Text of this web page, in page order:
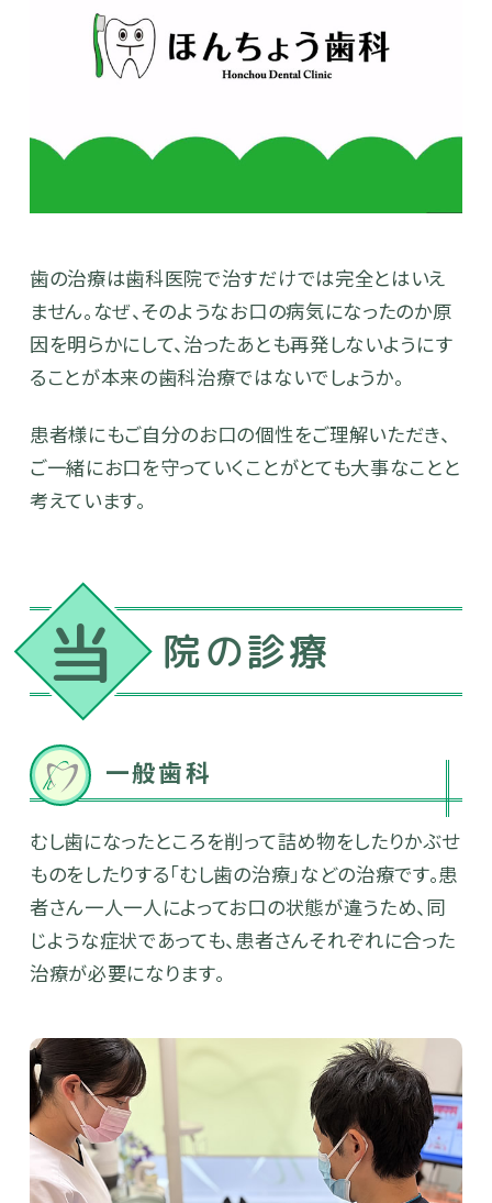
歯の治療は歯科医院で治すだけでは完全とはいえ
ません。なぜ、そのようなお口の病気になったのか原
因を明らかにして、治ったあとも再発しないようにす
ることが本来の歯科治療ではないでしょうか。
患者様にもご自分のお口の個性をご理解いただき、
ご一緒にお口を守っていくことがとても大事なことと
考えています。
当 院の診療
一般歯科
むし歯になったところを削って詰め物をしたりかぶせ
ものをしたりする「むし歯の治療」などの治療です。患
者さん一人一人によってお口の状態が違うため、同
じような症状であっても、患者さんそれぞれに合った
治療が必要になります。